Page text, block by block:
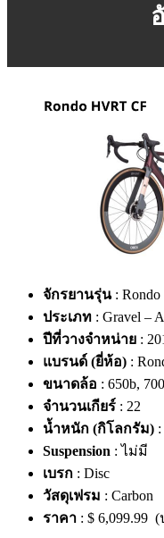
จักรยานรุ่น: Rondo
ประเภท : Gravel –
ปีที่วางจำหน่าย :
แบรนด์ (ยี่ห้อ) :
ขนาดล้อ : 650b,
จำนวนเกียร์ : 22
น้ำหนัก (กิโลกรัม)
Suspension : ไม่มี
เบรก : Disc
วัสดุเฟรม : Carbon
ราคา : $ 6,099.99